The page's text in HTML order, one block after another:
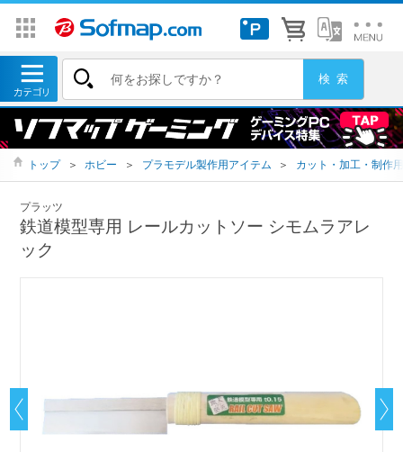
トップ ＞ ホビー ＞ プラモデル製作用アイテム ＞ カット・加工・制作用
プラッツ
鉄道模型専用 レールカットソー シモムラアレ
ック